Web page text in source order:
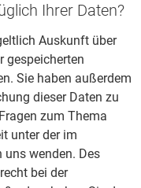
Ihrer Daten?
Auskunft über
gespeicherten
Sie haben außerdem
dieser Daten zu
zum Thema
unter der im
uns wenden. Des
bei der